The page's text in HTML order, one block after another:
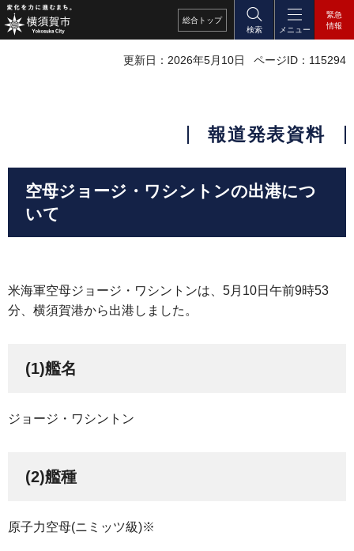
総合 トップ
検索
メニュー
緊急
情報
更新日：2026年5月10日 ページID：115294
報道発表資料
空母ジョージ・ワシントンの出港につ
いて
米海軍空母ジョージ・ワシントンは、5月10日午前9時53
分、横須賀港から出港しました。
(1)艦名
ジョージ・ワシントン
(2)艦種
原子力空母(ニミッツ級)※